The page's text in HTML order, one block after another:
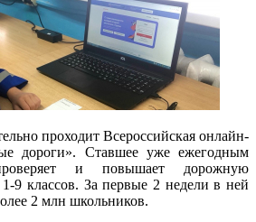
проходит Всероссийская онлайн-
дороги». Ставшее уже ежегодным
проверяет и повышает дорожную
1-9 классов. За первые 2 недели в ней
2 млн школьников.